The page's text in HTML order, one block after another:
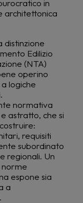
in
architettonica
distinzione
Edilizio
(NTA)
operino
logiche
normativa
astratto, che si
requisiti
subordinato
regionali. Un
espone sia
a